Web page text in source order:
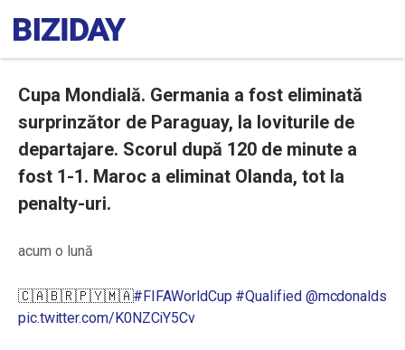
Cupa Mondială. Germania a fost eliminată
surprinzător de Paraguay, la loviturile de
departajare. Scorul după 120 de minute a
fost 1-1. Maroc a eliminat Olanda, tot la
penalty-uri.
acum o lună
🇨🇦🇧🇷🇵🇾🇲🇦#FIFAWorldCup #Qualified @mcdonalds
pic.twitter.com/K0NZCiY5Cv